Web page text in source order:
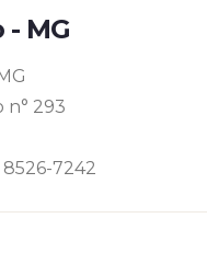
MG
n° 293
8526-7242